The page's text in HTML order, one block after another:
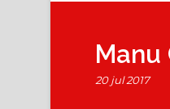
Manu
20 jul 2017